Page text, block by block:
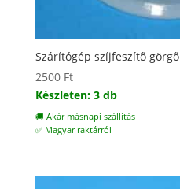
Szárítógép szíjfeszítő görgő
2500 Ft
Készleten: 3 db
🚚 Akár másnapi szállítás
✅ Magyar raktárról